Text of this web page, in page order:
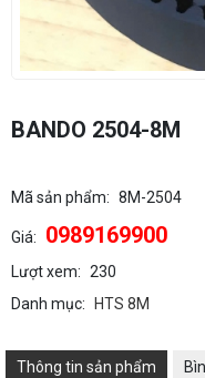
BANDO 2504-8M
Mã sản phẩm: 8M-2504
Giá: 0989169900
Lượt xem: 230
Danh mục:
HTS 8M
Thông tin sản phẩm